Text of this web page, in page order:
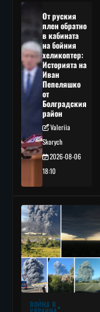
От руския
плен обратно
в кабината
на бойния
хеликоптер:
Историята на
Иван
Пепеляшко
от
Болградския
район
Valeriia
Skorych
2026-08-06
18:10
ВОЙНА В